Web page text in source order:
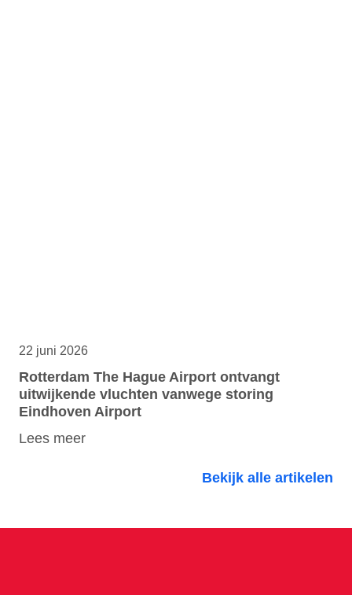
22 juni 2026
Rotterdam The Hague Airport ontvangt
uitwijkende vluchten vanwege storing
Eindhoven Airport
Lees meer
Bekijk alle artikelen